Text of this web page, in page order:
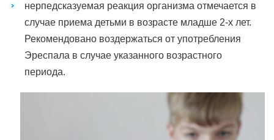
нерпедсказуемая реакция организма отмечается в
случае приема детьми в возрасте младше 2-х лет.
Рекомендовано воздержаться от употребления
Эреспала в случае указанного возрастного
периода.